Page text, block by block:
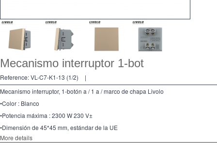
Mecanismo interruptor 1-bot
Reference:VL-C7-K1-13 (1/2)
|
Mecanismo interruptor, 1-botón a / 1 a / marco de chapa Livolo
•Color : Blanco
•Potencia máxima : 2300 W 230 V±
•Dimensión de 45*45 mm, estándar de la UE
More details